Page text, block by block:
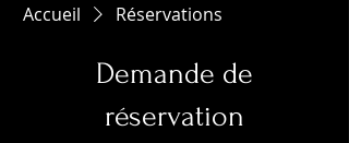
Accueil Réservations
Demande de
réservation